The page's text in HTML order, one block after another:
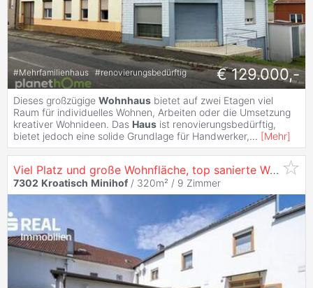
#Mehrfamilienhaus #renovierungsbedürftig € 129.000,-
Dieses großzügige Wohnhaus bietet auf zwei Etagen viel
Raum für individuelles Wohnen, Arbeiten oder die Umsetzung
kreativer Wohnideen. Das Haus ist renovierungsbedürftig,
bietet jedoch eine solide Grundlage für Handwerker,... [Mehr]
Viel Platz und große Wohnfläche, top sanierte Wohnung und weiteres Potential auf 2.302m² Grund zu
7302 Kroatisch Minihof / 320m² / 9 Zimmer